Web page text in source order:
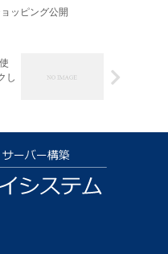
ッピング公開
し